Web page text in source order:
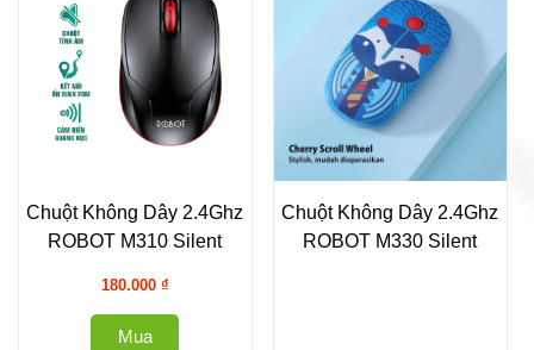
Chuột Không Dây 2.4Ghz
ROBOT M310 Silent
180.000 ₫
Mua
Chuột Không Dây 2.4Ghz
ROBOT M330 Silent